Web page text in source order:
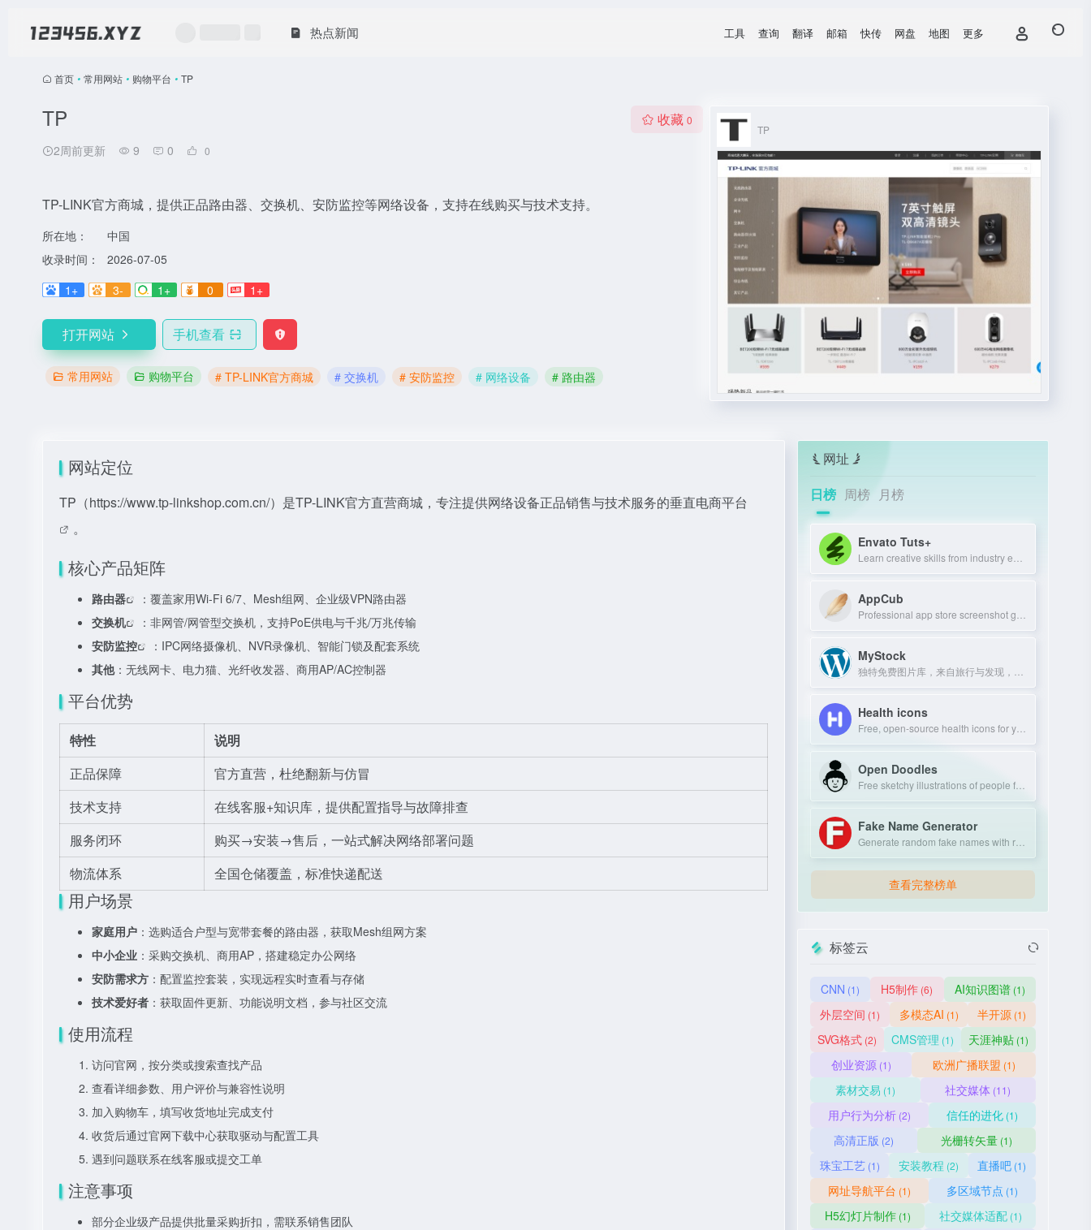
热点新闻 工具 查询 翻译 邮箱 快传 网盘 地图 更多
首页 • 常用网站 • 购物平台 • TP
TP
2周前更新 9 0 0
收藏 0
TP-LINK官方商城，提供正品路由器、交换机、安防监控等网络设备，支持在线购买与技术支持。
所在地：
中国
收录时间：
2026-07-05
1+
3- 1+ 0 1+
打开网站 手机查看
常用网站 购物平台 # TP-LINK官方商城 # 交换机 # 安防监控 # 网络设备 # 路由器
TP
网站定位
TP（https://www.tp-linkshop.com.cn/）是TP-LINK官方直营商城，专注提供网络设备正品销售与技术服务的垂直电商平台
。
核心产品矩阵
路由器
：覆盖家用Wi-Fi 6/7、Mesh组网、企业级VPN路由器
交换机
：非网管/网管型交换机，支持PoE供电与千兆/万兆传输
安防监控
：IPC网络摄像机、NVR录像机、智能门锁及配套系统
其他：无线网卡、电力猫、光纤收发器、商用AP/AC控制器
平台优势
特性
说明
正品保障
官方直营，杜绝翻新与仿冒
技术支持
在线客服+知识库，提供配置指导与故障排查
服务闭环
购买→安装→售后，一站式解决网络部署问题
物流体系
全国仓储覆盖，标准快递配送
用户场景
家庭用户 ：选购适合户型与宽带套餐的路由器，获取Mesh组网方案
中小企业 ：采购交换机、商用AP，搭建稳定办公网络
安防需求方 ：配置监控套装，实现远程实时查看与存储
技术爱好者 ：获取固件更新、功能说明文档，参与社区交流
使用流程
访问官网，按分类或搜索查找产品
查看详细参数、用户评价与兼容性说明
加入购物车，填写收货地址完成支付
收货后通过官网下载中心获取驱动与配置工具
遇到问题联系在线客服或提交工单
注意事项
部分企业级产品提供批量采购折扣，需联系销售团队
网址
日榜 周榜 月榜
Envato Tuts+
AppCub
MyStock
Health icons
Open Doodles
Fake Name Generator
查看完整榜单
标签云
CNN (1) H5制作 (6) AI知识图谱(1)
外层空间 (1) 多模态AI (1) 半开源 (1)
SVG格式 (2) CMS管理 (1) 天涯神贴 (1)
创业资源(1) 欧洲广播联盟 (1)
素材交易 (1) 社交媒体 (11)
用户行为分析 (2) 信任的进化 (1)
高清正版 (2) 光栅转矢量 (1)
珠宝工艺(1) 安装教程 (2) 直播吧 (1)
网址导航平台 (1) 多区域节点 (1)
H5幻灯片制作(1) 社交媒体适配(1)